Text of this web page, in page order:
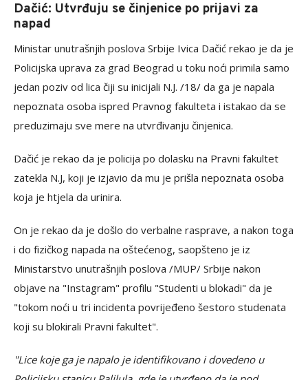
Dačić: Utvrđuju se činjenice po prijavi za
napad
Ministar unutrašnjih poslova Srbije Ivica Dačić rekao je da je
Policijska uprava za grad Beograd u toku noći primila samo
jedan poziv od lica čiji su inicijali N.J. /18/ da ga je napala
nepoznata osoba ispred Pravnog fakulteta i istakao da se
preduzimaju sve mere na utvrđivanju činjenica.
Dačić je rekao da je policija po dolasku na Pravni fakultet
zatekla N.J, koji je izjavio da mu je prišla nepoznata osoba
koja je htjela da urinira.
On je rekao da je došlo do verbalne rasprave, a nakon toga
i do fizičkog napada na oštećenog, saopšteno je iz
Ministarstvo unutrašnjih poslova /MUP/ Srbije nakon
objave na "Instagram" profilu "Studenti u blokadi" da je
"tokom noći u tri incidenta povrijeđeno šestoro studenata
koji su blokirali Pravni fakultet".
"Lice koje ga je napalo je identifikovano i dovedeno u